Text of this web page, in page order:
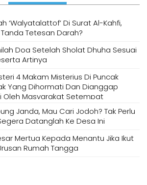
‘Walyatalattof’ Di Surat Al-Kahfi,
Tetesan Darah?
Doa Setelah Sholat Dhuha Sesuai
Artinya
4 Makam Misterius Di Puncak
Yang Dihormati Dan Dianggap
Oleh Masyarakat Setempat
Janda, Mau Cari Jodoh? Tak Perlu
Datanglah Ke Desa Ini
Mertua Kepada Menantu Jika Ikut
Rumah Tangga